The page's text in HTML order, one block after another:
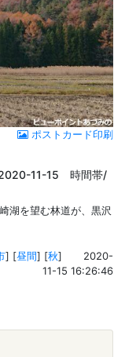
ポストカード印刷
11-15 時間帯/
湖を望む林道が、黒沢
] [昼間] [秋]
2020-
11-15 16:26:46